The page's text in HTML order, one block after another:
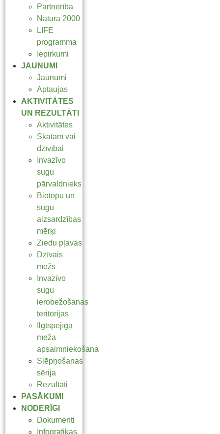
Partnerība
Natura 2000
LIFE
programma
Iepirkumi
JAUNUMI
Jaunumi
Aptaujas
AKTIVITĀTES
UN REZULTĀTI
Aktivitātes
Skatam vai
dzīvībai
Invazīvo
sugu
pārvaldnieks
Biotopu un
sugu
aizsardzības
mērķi
Ziedu pļavas
Dzīvais
mežs
Invazīvo
sugu
ierobežošanas
teritorijas
Ilgtspējīga
meža
apsaimniekošana
Slēpņošanas
sērija
Rezultāti
PASĀKUMI
NODERĪGI
Dokumenti
Infografikas